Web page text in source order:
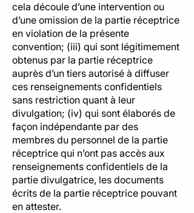
cela découle d’une intervention ou
d’une omission de la partie réceptrice
en violation de la présente
convention; (iii) qui sont légitimement
obtenus par la partie réceptrice
auprès d’un tiers autorisé à diffuser
ces renseignements confidentiels
sans restriction quant à leur
divulgation; (iv) qui sont élaborés de
façon indépendante par des
membres du personnel de la partie
réceptrice qui n’ont pas accès aux
renseignements confidentiels de la
partie divulgatrice, les documents
écrits de la partie réceptrice pouvant
en attester.